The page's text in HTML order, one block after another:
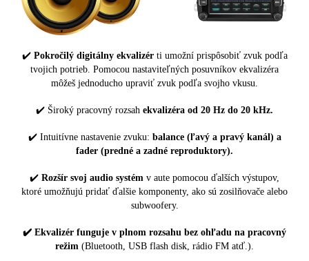
✔️ Pokročilý digitálny ekvalizérti umožní prispôsobiť zvuk podľa
tvojich potrieb. Pomocou nastaviteľných posuvníkov ekvalizéra
môžeš jednoducho upraviť zvuk podľa svojho vkusu.
✔️ Široký pracovný rozsah ekvalizéra od 20 Hz do 20 kHz.
✔️ Intuitívne nastavenie zvuku: balance (ľavý a pravý kanál) a
fader (predné a zadné reproduktory).
✔️ Rozšír svoj audio systém v aute pomocou ďalších výstupov,
ktoré umožňujú pridať ďalšie komponenty, ako sú zosilňovače alebo
subwoofery.
✔️ Ekvalizér funguje v plnom rozsahu bez ohľadu na pracovný
režim (Bluetooth, USB flash disk, rádio FM atď.).